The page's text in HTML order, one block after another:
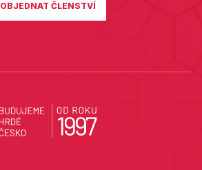
OBJEDNAT ČLENSTVÍ